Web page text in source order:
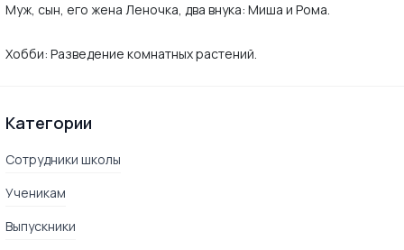
Муж, сын, его жена Леночка, два внука: Миша и Рома.
Хобби: Разведение комнатных растений.
Категории
Сотрудники школы
Ученикам
Выпускники